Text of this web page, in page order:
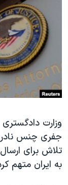
فرهنگ و زندگی
حقوق شهروندی
اقتصادی
علم و فناوری
اسرائیل در جنگ
آرشیو پخش زنده
مستندها
انتخابات ریاست
حمله جمهوری
رمز مهسا
ورزش زنان در
مجموعه
تریبونال مردمی
دادگاه حمید نوری
دنبال کنید
زبانهای
تلاش برای
به ایران متهم